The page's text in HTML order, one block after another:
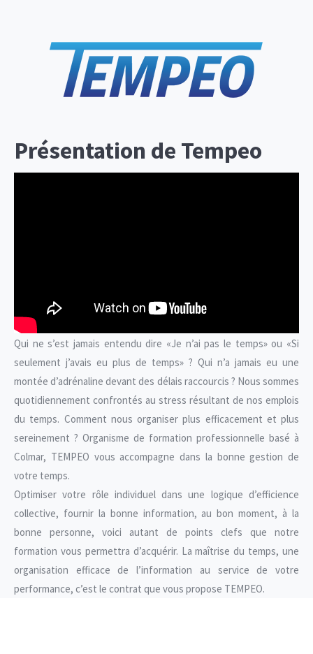
Présentation de Tempeo
Qui ne s’est jamais entendu dire «Je n’ai pas le temps» ou «Si
seulement j’avais eu plus de temps» ? Qui n’a jamais eu une
montée d’adrénaline devant des délais raccourcis ? Nous sommes
quotidiennement confrontés au stress résultant de nos emplois
du temps. Comment nous organiser plus efficacement et plus
sereinement ? Organisme de formation professionnelle basé à
Colmar, TEMPEO vous accompagne dans la bonne gestion de
votre temps.
Optimiser votre rôle individuel dans une logique d’efficience
collective, fournir la bonne information, au bon moment, à la
bonne personne, voici autant de points clefs que notre
formation vous permettra d’acquérir. La maîtrise du temps, une
organisation efficace de l’information au service de votre
performance, c’est le contrat que vous propose TEMPEO.